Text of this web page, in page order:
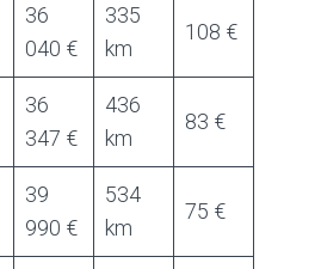
36
040 €
335
km
108 €
36
347 €
436
km
83 €
39
990 €
534
km
75 €